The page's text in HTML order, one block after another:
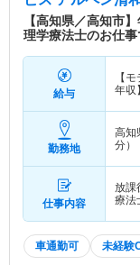
【高知県／高知市
理学療法士のお仕事
給与
【
年収】
勤務地
高知
分）
仕事内容
放課
療法
車通勤可 未経験